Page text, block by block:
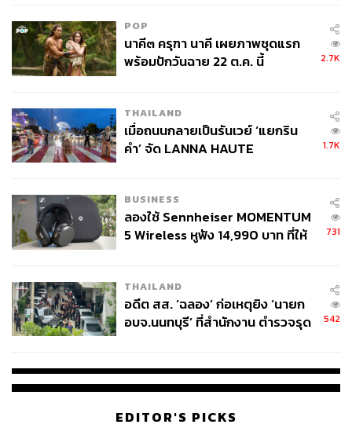
POP
นาคี๓ ครุฑา นาคี เผยภาพชุดแรก
พร้อมปักวันฉาย 22 ต.ค. นี้
2.7K
THAILAND
เมื่อถนนกลายเป็นรันเวย์ ‘แยกริน
คำ’ จัด LANNA HAUTE
1.7K
BUSINESS
ลองใช้ Sennheiser MOMENTUM
5 Wireless หูฟัง 14,990 บาท ที่ให้
731
THAILAND
อดีต สส. ‘ฉลอง’ ก่อเหตุยิง ‘นายก
อบจ.นนทบุรี’ ที่สำนักงาน ตำรวจรุด
542
EDITOR'S PICKS